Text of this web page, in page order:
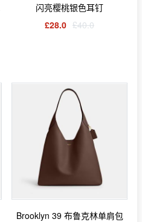
闪亮樱桃银色耳钉
£28.0 £40.0
Brooklyn 39 布鲁克林单肩包